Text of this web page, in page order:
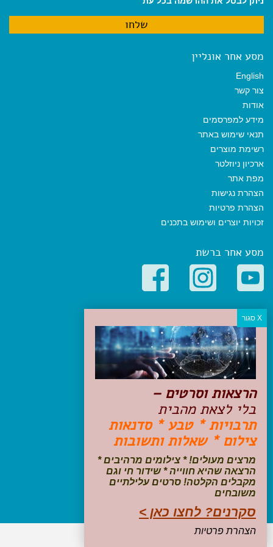
מסע אחר אונליין
English
צור קשר
אודות
מידע למפרסמים
תנאי שימוש באתר
רשימת מוצרים
ארכיון ניוזלטר
מפת אתר
הצהרת נגישות
הצהרת פרטיות
זכויות יוצרים ושימוש בתכנים
מסע אחר ברשת
קטגוריות פופולריות
יעדים
טיולים בישראל
מלונות בוטיק בישראל
טיפים והמלצות
הכנות לנסיעה
טיולי ג'יפים
טיולים עם ילדים
שייט, הפלגות, קרוזים
עקבו אחרינו בפייסבוק
הרצאות וסרטים –
בלי לצאת מהבית
תרבויות * טבע * סדנאות
צילום * שאלות ותשובות
מרצים מעולים! * צילומים מרהיבים *
הרצאה שהיא חווייה * שידור חי וגם
מקבלים הקלטה! סרטים עלילתיים
משובחים
סקרנים? לחצו כאן >
הצהרת פרטיות